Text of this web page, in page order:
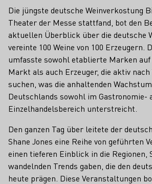
Die jüngste deutsche Weinverkostung
Theater der Messe stattfand, bot den
aktuellen Überblick über die deutsche
vereinte 100 Weine von 100 Erzeugern.
umfasste sowohl etablierte Marken
Markt als auch Erzeuger, die aktiv
suchen, was die anhaltenden
Deutschlands sowohl im Gastronomie-
Einzelhandelsbereich unterstreicht.
Den ganzen Tag über leitete der
Shane Jones eine Reihe von geführten
einen tieferen Einblick in die Regionen,
wandelnden Trends gaben, die den
heute prägen. Diese Veranstaltungen